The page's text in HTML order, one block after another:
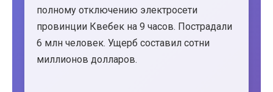
полному отключению электросети
провинции Квебек на 9 часов. Пострадали
6 млн человек. Ущерб составил сотни
миллионов долларов.